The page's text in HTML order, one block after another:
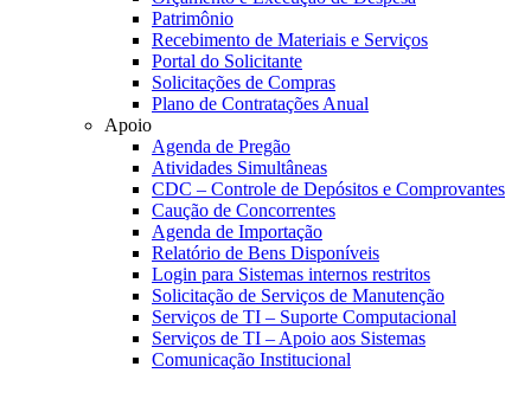
Patrimônio
Recebimento de Materiais e Serviços
Portal do Solicitante
Solicitações de Compras
Plano de Contratações Anual
Apoio
Agenda de Pregão
Atividades Simultâneas
CDC – Controle de Depósitos e Comprovantes
Caução de Concorrentes
Agenda de Importação
Relatório de Bens Disponíveis
Login para Sistemas internos restritos
Solicitação de Serviços de Manutenção
Serviços de TI – Suporte Computacional
Serviços de TI – Apoio aos Sistemas
Comunicação Institucional